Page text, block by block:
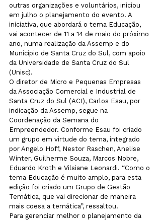
outras organizações e voluntários, iniciou
em julho o planejamento do evento. A
iniciativa, que abordará o tema Educação,
vai acontecer de 11 a 14 de maio do próximo
ano, numa realização da Assemp e do
Município de Santa Cruz do Sul, com apoio
da Universidade de Santa Cruz do Sul
(Unisc).
O diretor de Micro e Pequenas Empresas
da Associação Comercial e Industrial de
Santa Cruz do Sul (ACI), Carlos Esau, por
indicação da Assemp, segue na
Coordenação da Semana do
Empreendedor. Conforme Esau foi criado
um grupo em virtude do tema, integrado
por Angelo Hoff, Nestor Raschen, Anelise
Winter, Guilherme Souza, Marcos Nobre,
Eduardo Kroth e Vilsiane Leonardi. “Como o
tema Educação é muito amplo, para esta
edição foi criado um Grupo de Gestão
Temática, que vai direcionar de maneira
mais coesa a temática”, ressaltou.
Para gerenciar melhor o planejamento da